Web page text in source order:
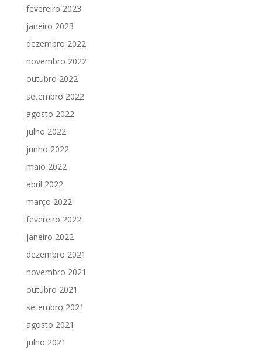
fevereiro 2023
janeiro 2023
dezembro 2022
novembro 2022
outubro 2022
setembro 2022
agosto 2022
julho 2022
junho 2022
maio 2022
abril 2022
março 2022
fevereiro 2022
janeiro 2022
dezembro 2021
novembro 2021
outubro 2021
setembro 2021
agosto 2021
julho 2021